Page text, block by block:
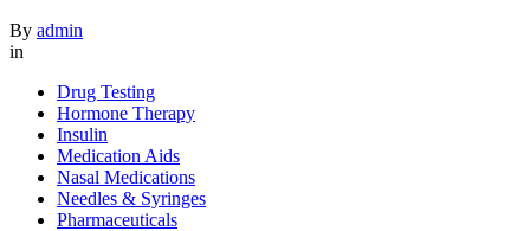
By admin
in
Drug Testing
Hormone Therapy
Insulin
Medication Aids
Nasal Medications
Needles & Syringes
Pharmaceuticals